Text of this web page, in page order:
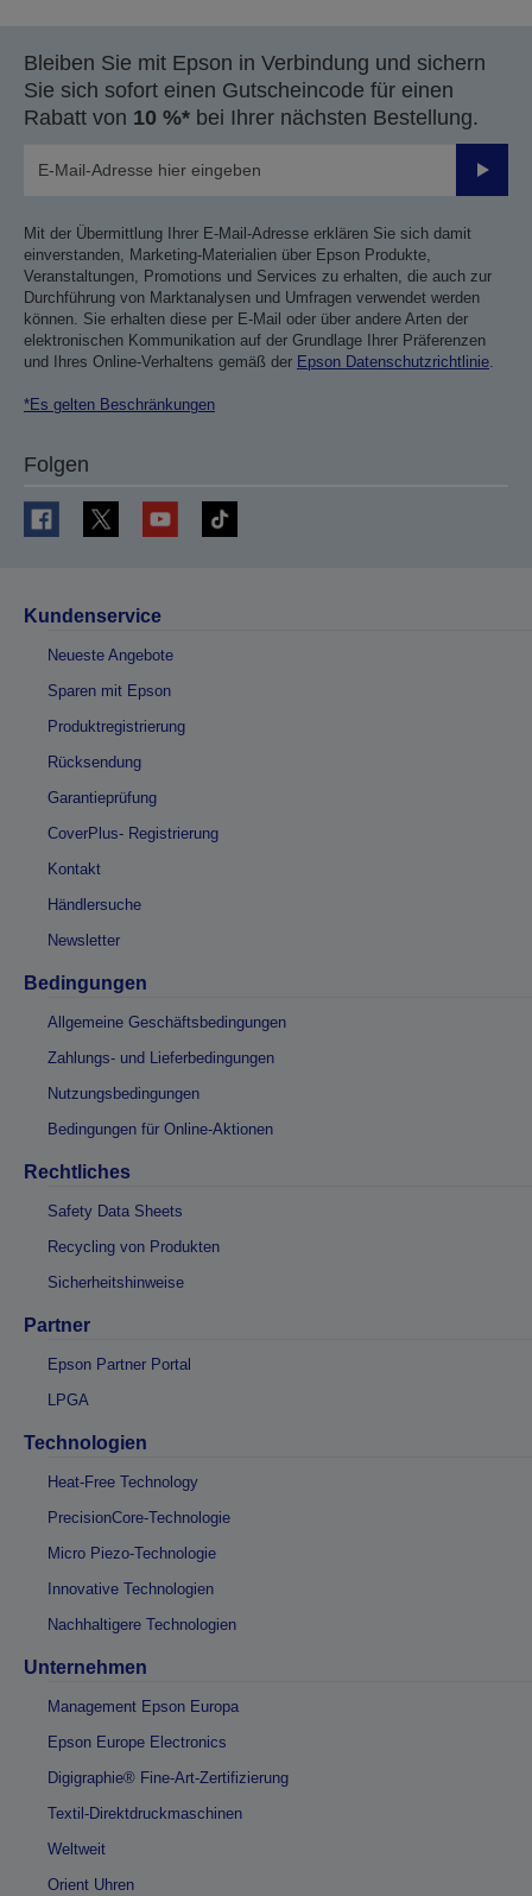
Bleiben Sie mit Epson in Verbindung und sichern
Sie sich sofort einen Gutscheincode für einen
Rabatt von 10 %* bei Ihrer nächsten Bestellung.
Mit der Übermittlung Ihrer E-Mail-Adresse erklären Sie sich damit
einverstanden, Marketing-Materialien über Epson Produkte,
Veranstaltungen, Promotions und Services zu erhalten, die auch zur
Durchführung von Marktanalysen und Umfragen verwendet werden
können. Sie erhalten diese per E-Mail oder über andere Arten der
elektronischen Kommunikation auf der Grundlage Ihrer Präferenzen
und Ihres Online-Verhaltens gemäß der Epson Datenschutzrichtlinie.
*Es gelten Beschränkungen
Folgen
Kundenservice
Neueste Angebote
Sparen mit Epson
Produktregistrierung
Rücksendung
Garantieprüfung
CoverPlus- Registrierung
Kontakt
Händlersuche
Newsletter
Bedingungen
Allgemeine Geschäftsbedingungen
Zahlungs- und Lieferbedingungen
Nutzungsbedingungen
Bedingungen für Online-Aktionen
Rechtliches
Safety Data Sheets
Recycling von Produkten
Sicherheitshinweise
Partner
Epson Partner Portal
LPGA
Technologien
Heat-Free Technology
PrecisionCore-Technologie
Micro Piezo-Technologie
Innovative Technologien
Nachhaltigere Technologien
Unternehmen
Management Epson Europa
Epson Europe Electronics
Digigraphie® Fine-Art-Zertifizierung
Textil-Direktdruckmaschinen
Weltweit
Orient Uhren